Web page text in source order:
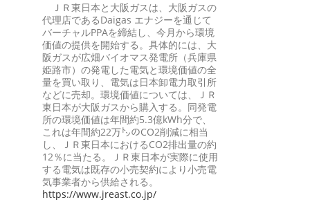
ＪＲ東日本と大阪ガスは、大阪ガスの
代理店であるDaigas エナジーを通じて
バーチャルPPAを締結し、今月から環境
価値の提供を開始する。具体的には、大
阪ガスが広畑バイオマス発電所（兵庫県
姫路市）の発電した電気と環境価値の全
量を買い取り、電気は日本卸電力取引所
などに売却。環境価値については、ＪＲ
東日本が大阪ガスから購入する。同発電
所の環境価値は年間約5.3億kWh分で、
これは年間約22万㌧のCO2削減に相当
し、ＪＲ東日本におけるCO2排出量の約
12％に当たる。ＪＲ東日本が実際に使用
する電気は既存の小売契約により小売電
気事業者から供給される。
https://www.jreast.co.jp/